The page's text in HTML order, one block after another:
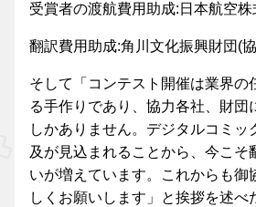
受賞者の渡航費用助成:日本航空
翻訳費用助成:角川文化振興財団(
そして「コンテスト開催は業界の
る手作りであり、協力各社、財団
しかありません。デジタルコミッ
及が見込まれることから、今こそ
いが増えています。これからも御
しくお願いします」と挨拶を述べ